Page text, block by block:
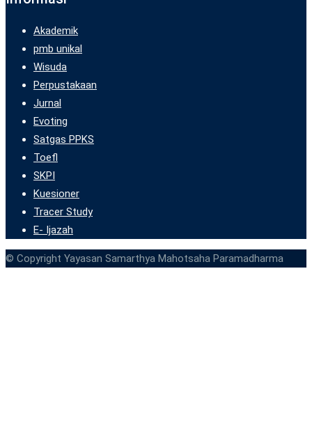
Akademik
pmb unikal
Wisuda
Perpustakaan
Jurnal
Evoting
Satgas PPKS
Toefl
SKPI
Kuesioner
Tracer Study
E- Ijazah
© Copyright Yayasan Samarthya Mahotsaha Paramadharma